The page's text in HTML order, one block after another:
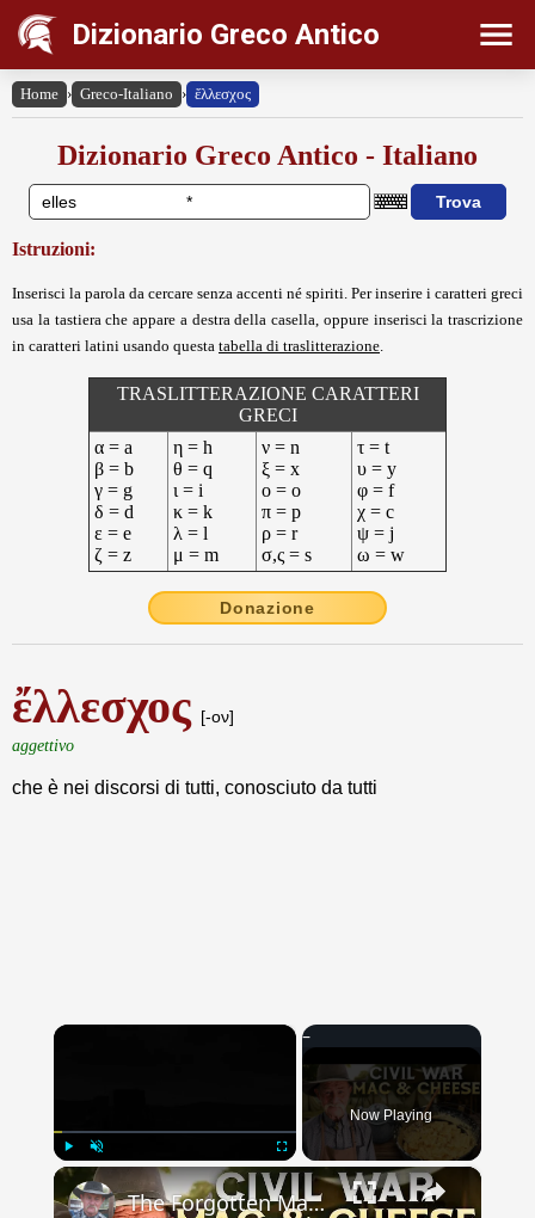
Dizionario Greco Antico
Home › Greco-Italiano › ἔλλεσχος
Dizionario Greco Antico - Italiano
Istruzioni:
Inserisci la parola da cercare senza accenti né spiriti. Per inserire i caratteri greci
usa la tastiera che appare a destra della casella, oppure inserisci la trascrizione
in caratteri latini usando questa tabella di traslitterazione
TRASLITTERAZIONE CARATTERI
GRECI
α = a
β = b
γ = g
δ = d
ε = e
ζ = z
η = h
θ = q
ι = i
κ = k
λ = l
μ = m
ν = n
ξ = x
ο = o
π = p
ρ = r
σ,ς = s
τ = t
υ = y
φ = f
χ = c
ψ = j
ω = w
Donazione
ἔλλεσχος [-ον]
aggettivo
che è nei discorsi di tutti, conosciuto da tutti
×
Play Unmute Fullscreen
Now Playing
×
The Forgotten Mac & Cheese That Fed Civil War Soldiers